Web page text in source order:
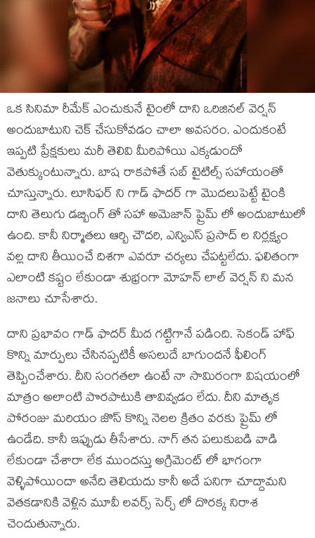
ఒక సినిమా రీమేక్ ఎంచుకునే టైంలో దాని ఒరిజినల్ వెర్షన్
అందుబాటుని చెక్ చేసుకోవడం చాలా అవసరం. ఎందుకంటే
ఇప్పటి ప్రేక్షకులు మరీ తెలివి మీరిపోయి ఎక్కడుందో
వెతుక్కుంటున్నారు. బాష రాకపోతే సబ్ టైటిల్స్ సహాయంతో
చూస్తున్నారు. లూసిఫర్ ని గాడ్ ఫాదర్ గా మొదలుపెట్టే టైంకి
దాని తెలుగు డబ్బింగ్ తో సహా అమెజాన్ ప్రైమ్ లో అందుబాటులో
ఉంది. కానీ నిర్మాతలు ఆర్బి చౌదరి, ఎన్విఎస్ ప్రసాద్ ల నిర్లక్ష్యం
వల్ల దాని తీయించే దిశగా ఎవరూ చర్యలు చేపట్టలేదు. ఫలితంగా
ఎలాంటి కష్టం లేకుండా శుభ్రంగా మోహన్ లాల్ వెర్షన్ ని మన
జనాలు చూసేశారు.
దాని ప్రభావం గాడ్ ఫాదర్ మీద గట్టిగానే పడింది. సెకండ్ హాఫ్
కొన్ని మార్పులు చేసినప్పటికీ అసలుదే బాగుందనే ఫీలింగ్
తెప్పించేశారు. దీని సంగతలా ఉంటే నా సామిరంగా విషయంలో
మాత్రం అలాంటి పొరపాటుకి తావివ్వడం లేదు. దీని మాతృక
పోరంజు మరియం జొస్ కొన్ని నెలల క్రితం వరకు ప్రైమ్ లో
ఉండేది. కానీ ఇప్పుడు తీసేశారు. నాగ్ తన పలుకుబడి వాడి
లేకుండా చేశారా లేక ముందస్తు అగ్రిమెంట్ లో భాగంగా
వెళ్ళిపోయిందా అనేది తెలియదు కానీ అదే పనిగా చూద్దామని
వెతకడానికి వెళ్లిన మూవీ లవర్స్ సెర్చ్ లో దొరక్క నిరాశ
చెందుతున్నారు.